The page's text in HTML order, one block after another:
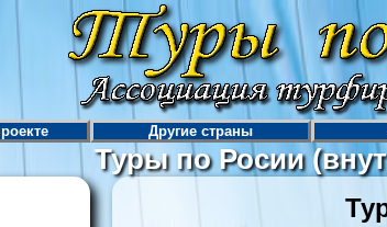
Другие страны
Туры по Росии